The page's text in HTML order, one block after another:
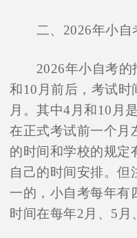
二、2026年小自
2026年小自考的
和10月前后，考试时
月。其中4月和10月
在正式考试前一个月
的时间和学校的规定
自己的时间安排。但
一的，小自考每年有
时间在每年2月、5月